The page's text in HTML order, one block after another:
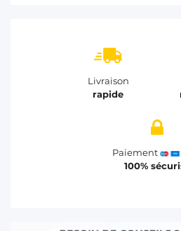
Livraison
rapide
Paiement
100%